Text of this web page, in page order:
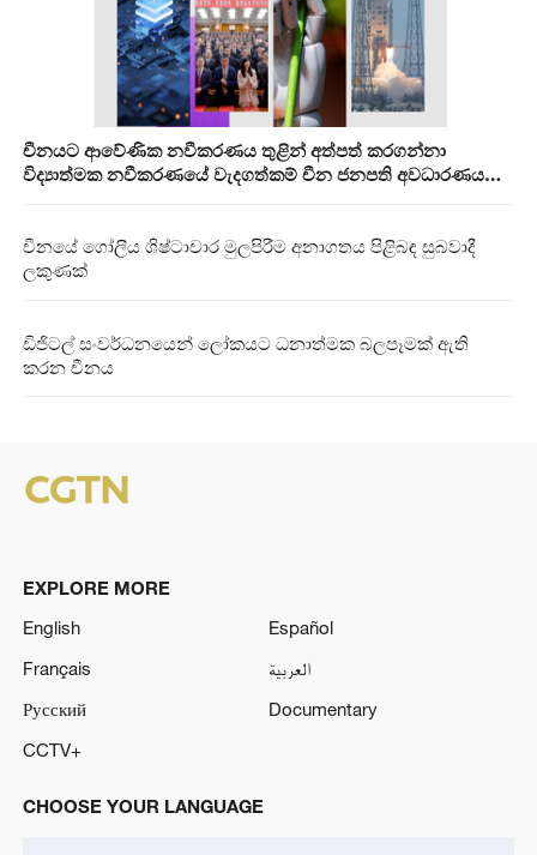
චීනයට ආවේණික නවීකරණය තුළින් අත්පත් කරගන්නා
විද්‍යාත්මක නවීකරණයේ වැදගත්කම් චීන ජනපති අවධාරණය
චීනයේ ගෝලීය ශිෂ්ටාචාර මුලපිරීම අනාගතය පිළිබඳ සුබවාදී
ලකුණක්
ඩිජිටල් සංවර්ධනයෙන් ලෝකයට ධනාත්මක බලපෑමක් ඇති
කරන චීනය
EXPLORE MORE
English
Español
Français
العربية
Русский
Documentary
CCTV+
CHOOSE YOUR LANGUAGE